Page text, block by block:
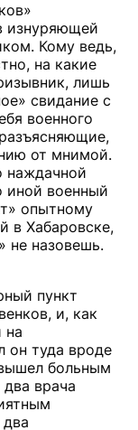
изнуряющей
Кому ведь,
на какие
лишь
свидание с
военного
от мнимой.
наждачной
иной военный
опытному
в Хабаровске,
не назовешь.
пункт
и, как
на
он туда вроде
больным
врача